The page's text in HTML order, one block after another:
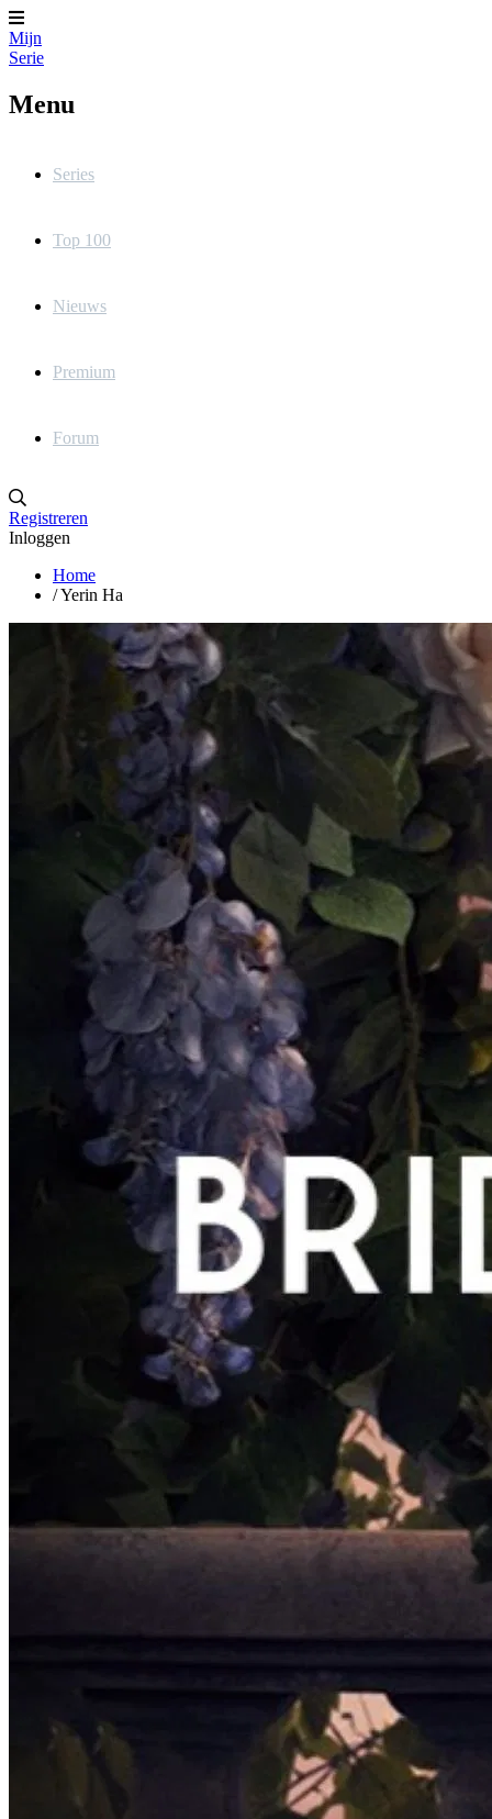
Mijn
Serie
Menu
Series
Top 100
Nieuws
Premium
Forum
Registreren
Inloggen
Home
/Yerin Ha